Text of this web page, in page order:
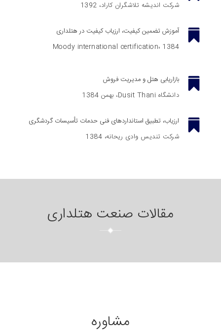
شرکت اندیشه تلاشگران کاراد، 1392
آموزش تضمین کیفیت، ارزیاب کیفیت در هتلداری
Moody international certification، 1384
بازاریابی هتل و مدیریت فروش
دانشگاه Dusit Thani، بهمن 1384
ارزیاب، تطبیق استانداردهای فنی حدمات تأسیسات گردشگری
شرکت تندیس وادی ریحانه، 1384
مقالات صنعت هتلداری
مشاوره